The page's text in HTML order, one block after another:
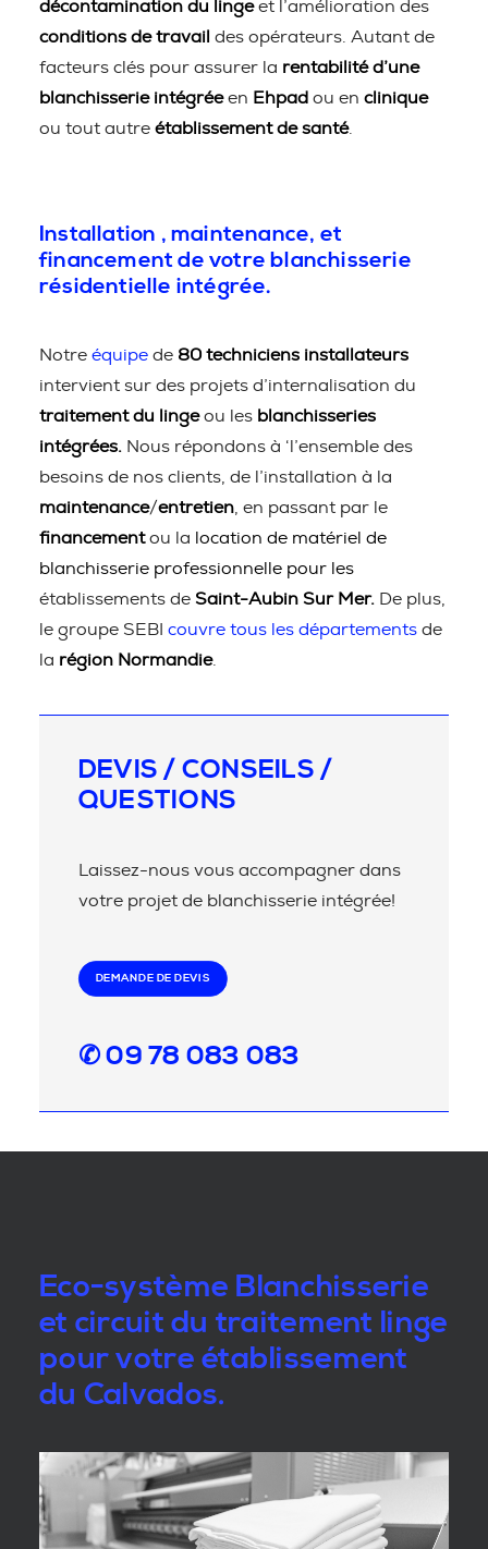
décontamination du lingeet l’amélioration des
conditions de travail des opérateurs. Autant de
facteurs clés pour assurer la rentabilité d’une
blanchisserie intégréeen Ehpad ou en clinique
ou tout autre établissement de santé.
Installation , maintenance, et
financement de votre blanchisserie
résidentielle intégrée.
Notre équipe de 80 techniciens installateurs
intervient sur des projets d’internalisation du
traitement du lingeou les blanchisseries
intégrées. Nous répondons à ‘l’ensemble des
besoins de nos clients, de l’installation à la
maintenance/entretien , en passant par le
financementou la location de matériel de
blanchisserie professionnelle pour les
établissements de Saint-Aubin Sur Mer. De plus,
le groupe SEBI couvre tous les départements de
la région Normandie.
DEVIS / CONSEILS /
QUESTIONS
Laissez-nous vous accompagner dans
votre projet de blanchisserie intégrée!
DEMANDE DE DEVIS
✆ 09 78 083 083
Eco-système Blanchisserie
et circuit du traitement linge
pour votre établissement
du Calvados.